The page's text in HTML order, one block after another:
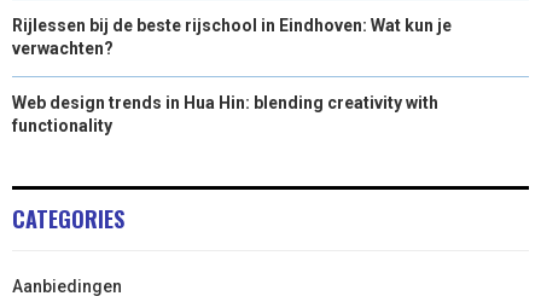
Rijlessen bij de beste rijschool in Eindhoven: Wat kun je
verwachten?
Web design trends in Hua Hin: blending creativity with
functionality
CATEGORIES
Aanbiedingen